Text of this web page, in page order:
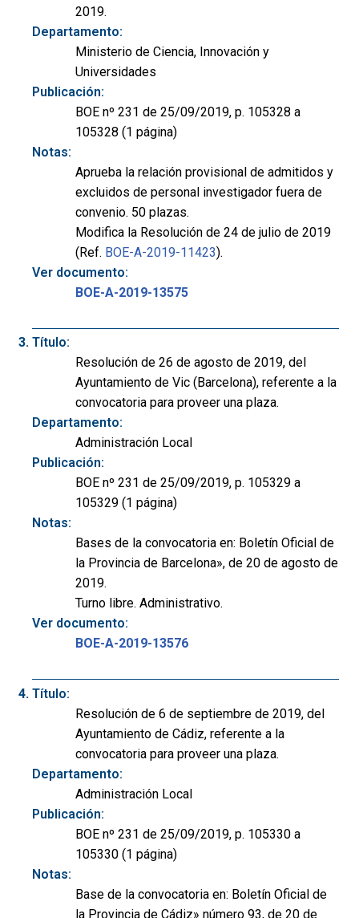
2019.
Departamento:
Ministerio de Ciencia, Innovación y
Universidades
Publicación:
BOE nº 231 de 25/09/2019, p. 105328 a
105328 (1 página)
Notas:
Aprueba la relación provisional de admitidos y
excluidos de personal investigador fuera de
convenio. 50 plazas.
Modifica la Resolución de 24 de julio de 2019
(Ref. BOE-A-2019-11423).
Ver documento:
BOE-A-2019-13575
Título:
Resolución de 26 de agosto de 2019, del
Ayuntamiento de Vic (Barcelona), referente a la
convocatoria para proveer una plaza.
Departamento:
Administración Local
Publicación:
BOE nº 231 de 25/09/2019, p. 105329 a
105329 (1 página)
Notas:
Bases de la convocatoria en: Boletín Oficial de
la Provincia de Barcelona», de 20 de agosto de
2019.
Turno libre. Administrativo.
Ver documento:
BOE-A-2019-13576
Título:
Resolución de 6 de septiembre de 2019, del
Ayuntamiento de Cádiz, referente a la
convocatoria para proveer una plaza.
Departamento:
Administración Local
Publicación:
BOE nº 231 de 25/09/2019, p. 105330 a
105330 (1 página)
Notas:
Base de la convocatoria en: Boletín Oficial de
la Provincia de Cádiz» número 93, de 20 de